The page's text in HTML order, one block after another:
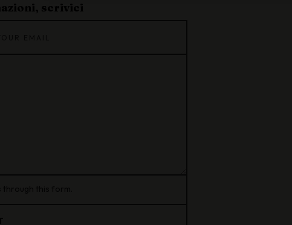
scrivici